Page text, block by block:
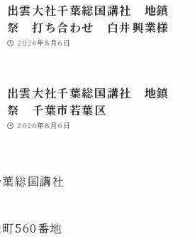
出雲大社千葉総国講社 地鎮
祭 打ち合わせ 白井興業様
2026年8月6日
出雲大社千葉総国講社 地鎮
祭 千葉市若葉区
2026年8月6日
総国講社
560番地